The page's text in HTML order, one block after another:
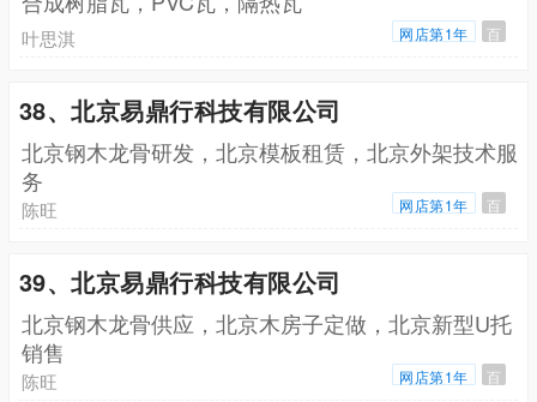
叶思淇 网店第1年 百
38、北京易鼎行科技有限公司
北京钢木龙骨研发，北京模板租赁，北京外架技术服
务
陈旺 网店第1年 百
39、北京易鼎行科技有限公司
北京钢木龙骨供应，北京木房子定做，北京新型U托
销售
陈旺 网店第1年 百